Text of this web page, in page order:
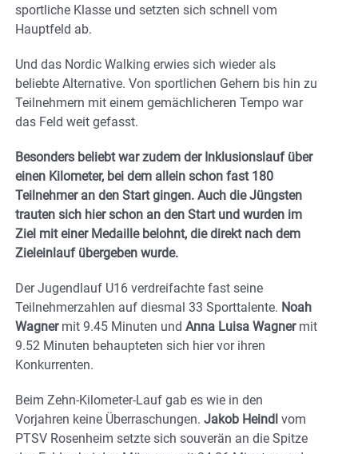
sportliche Klasse und setzten sich schnell vom
Hauptfeld ab.
Und das Nordic Walking erwies sich wieder als
beliebte Alternative. Von sportlichen Gehern bis hin zu
Teilnehmern mit einem gemächlicheren Tempo war
das Feld weit gefasst.
Besonders beliebt war zudem der Inklusionslauf über
einen Kilometer, bei dem allein schon fast 180
Teilnehmer an den Start gingen. Auch die Jüngsten
trauten sich hier schon an den Start und wurden im
Ziel mit einer Medaille belohnt, die direkt nach dem
Zieleinlauf übergeben wurde.
Der Jugendlauf U16 verdreifachte fast seine
Teilnehmerzahlen auf diesmal 33 Sporttalente. Noah
Wagnermit 9.45 Minuten und Anna Luisa Wagnermit
9.52 Minuten behaupteten sich hier vor ihren
Konkurrenten.
Beim Zehn-Kilometer-Lauf gab es wie in den
Vorjahren keine Überraschungen. Jakob Heindl vom
PTSV Rosenheim setzte sich souverän an die Spitze